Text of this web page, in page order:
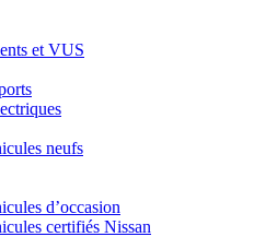
et VUS
neufs
d’occasion
certifiés Nissan